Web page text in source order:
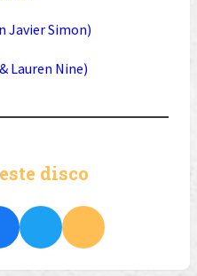
Javier Simon)
Lauren Nine)
disco